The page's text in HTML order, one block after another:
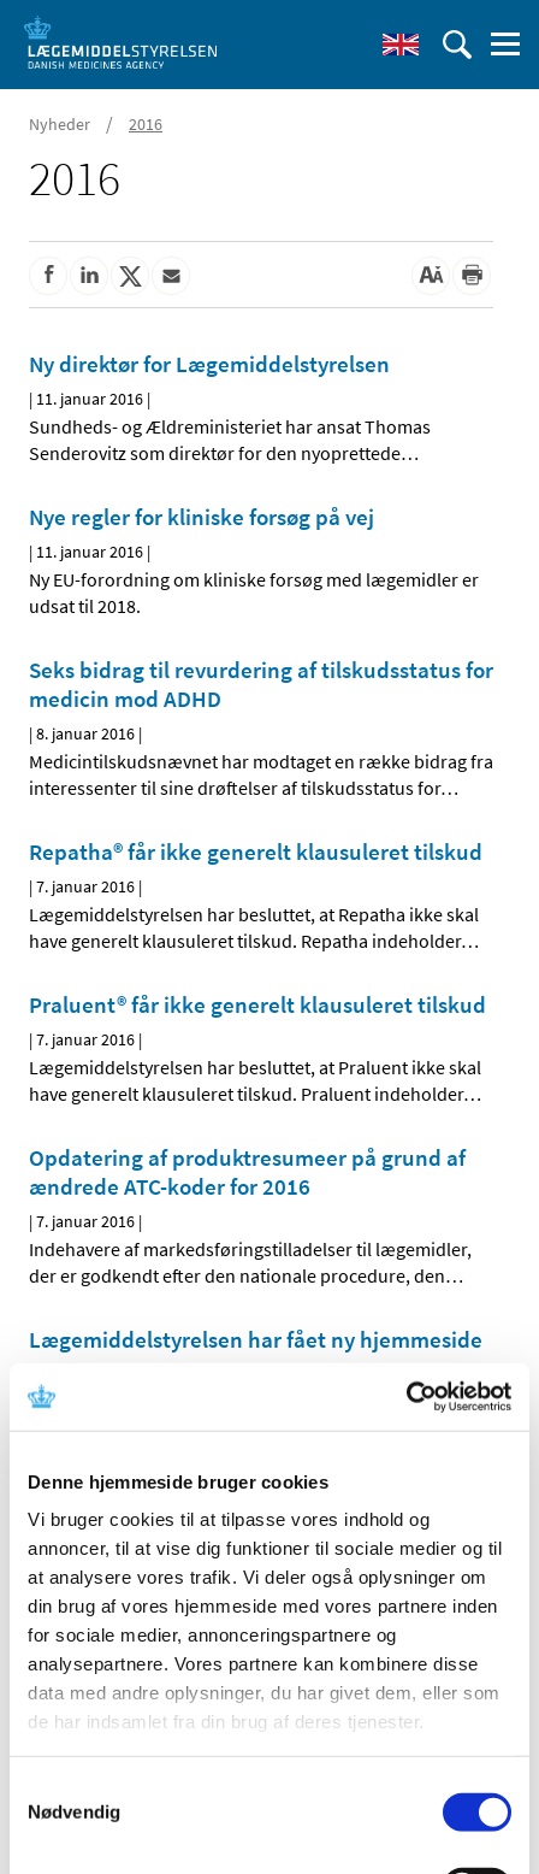
Denne hjemmeside bruger cookies
Vi bruger cookies til at tilpasse vores indhold og
annoncer, til at vise dig funktioner til sociale medier og til
at analysere vores trafik. Vi deler også oplysninger om
din brug af vores hjemmeside med vores partnere inden
for sociale medier, annonceringspartnere og
analysepartnere. Vores partnere kan kombinere disse
data med andre oplysninger, du har givet dem, eller som
de har indsamlet fra din brug af deres tjenester.
Nødvendig
Nyheder / 2016
2016
Ny direktør for Lægemiddelstyrelsen
| 11. januar 2016 |
Sundheds- og Ældreministeriet har ansat Thomas
Senderovitz som direktør for den nyoprettede…
Nye regler for kliniske forsøg på vej
| 11. januar 2016 |
Ny EU-forordning om kliniske forsøg med lægemidler er
udsat til 2018.
Seks bidrag til revurdering af tilskudsstatus for
medicin mod ADHD
|8. januar 2016 |
Medicintilskudsnævnet har modtaget en række bidrag fra
interessenter til sine drøftelser af tilskudsstatus for…
Repatha® får ikke generelt klausuleret tilskud
|7. januar 2016 |
Lægemiddelstyrelsen har besluttet, at Repatha ikke skal
have generelt klausuleret tilskud. Repatha indeholder…
Praluent® får ikke generelt klausuleret tilskud
|7. januar 2016 |
Lægemiddelstyrelsen har besluttet, at Praluent ikke skal
have generelt klausuleret tilskud. Praluent indeholder…
Opdatering af produktresumeer på grund af
ændrede ATC-koder for 2016
|7. januar 2016 |
Indehavere af markedsføringstilladelser til lægemidler,
der er godkendt efter den nationale procedure, den…
Lægemiddelstyrelsen har fået ny hjemmeside
Lægemiddelstyrelsen har lanceret sin egen, nye
hjemmeside – Laegemiddelstyrelsen.dk – hvor man…
Forrige …
Alle (2506)
2026 (84)
2025 (158)
2024 (224)
2023 (195)
2021 (516)